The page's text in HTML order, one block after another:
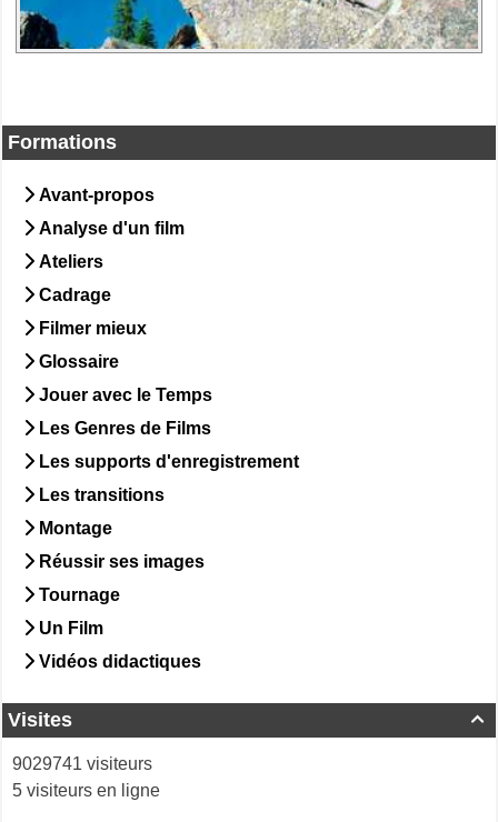
Formations
Avant-propos
Analyse d'un film
Ateliers
Cadrage
Filmer mieux
Glossaire
Jouer avec le Temps
Les Genres de Films
Les supports d'enregistrement
Les transitions
Montage
Réussir ses images
Tournage
Un Film
Vidéos didactiques

Visites
9029741 visiteurs
5 visiteurs en ligne